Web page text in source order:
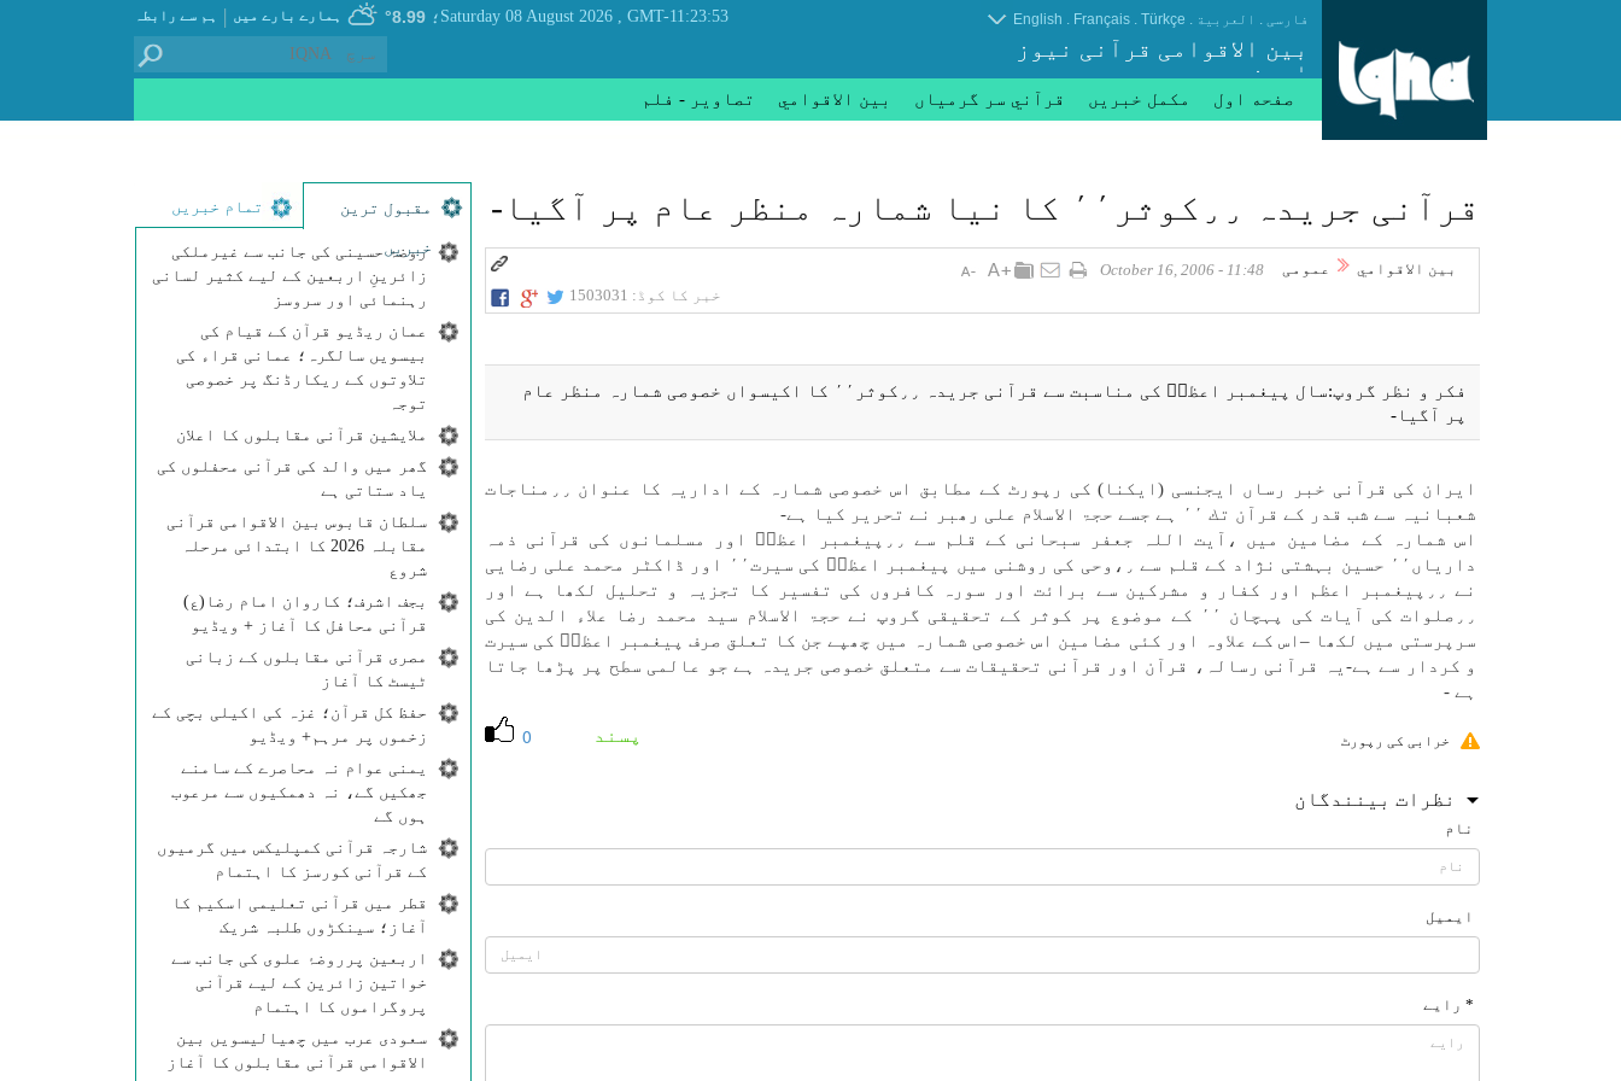
ہم سے رابطہ | ہمارے بارے میں ؛ 8.99° GMT-11:23:53
, Saturday 08 August 2026 فارسی . العربیة .
Türkçe
.
Français
.
English
بین الاقوامی قرآنی نیوز
ایجنسی
صفحه اول مکمل خبریں قرآني سر گرمياں بين الاقوامي تصاوير - فلم
مقبول ترین
خبریں
تمام خبریں
روضۂ حسینی کی جانب سے غیرملکی
زائرینِ اربعین کے لیے کثیر لسانی
رہنمائی اور سروسز
عمان ریڈیو قرآن کے قیام کی
بیسویں سالگرہ؛ عمانی قراء کی
تلاوتوں کے ریکارڈنگ پر خصوصی
توجہ
ملایشین قرآنی مقابلوں کا اعلان
گھر میں والد کی قرآنی محفلوں کی
یاد ستاتی ہے
سلطان قابوس بین الاقوامی قرآنی
مقابلہ 2026 کا ابتدائی مرحلہ
شروع
بجف اشرف؛ کاروان امام رضا(ع)
قرآنی محافل کا آغاز + ویڈیو
مصری قرآنی مقابلوں کے زبانی
ٹیسٹ کا آغاز
حفظ کل قرآن؛ غزہ کی اکیلی بچی کے
زخموں پر مرہم+ ویڈیو
یمنی عوام نہ محاصرے کے سامنے
جھکیں گے، نہ دھمکیوں سے مرعوب
ہوں گے
شارجہ قرآنی کمپلیکس میں گرمیوں
کے قرآنی کورسز کا اہتمام
قطر میں قرآنی تعلیمی اسکیم کا
آغاز؛ سینکڑوں طلبہ شریک
اربعین پرروضۂ علوی کی جانب سے
خواتین زائرین کے لیے قرآنی
پروگراموں کا اہتمام
سعودی عرب میں چھیالیسویں بین
الاقوامی قرآنی مقابلوں کا آغاز
قرآنی جريدہ ٫٫كوثر٬٬ كا نيا شمارہ منظر عام پر آگيا-
بين الاقوامي عمومی
11:48 - October 16, 2006
خبر کا کوڈ: 1503031
فكر و نظر گروپ:سال پيغمبر اعظمۖ كی مناسبت سے قرآنی جريدہ ٫٫كوثر٬٬ كا اكيسواں خصوصی شمارہ منظر عام
پر آگيا-
ايران كی قرآنی خبر رساں ايجنسی (ايكنا) كی رپورٹ كے مطابق اس خصوصی شمارہ كے اداریہ كا عنوان ٫٫مناجات
شعبانیہ سے شب قدر كے قرآن تك ٬٬ ہے جسے حجۃ الاسلام علی رھبر نے تحرير كيا ہے-
اس شمارہ كے مضامين میں ،آيت اللہ جعفر سبحانی كے قلم سے ٫٫پيغمبر اعظمۖ اور مسلمانوں كی قرآنی ذمہ
دارياں٬٬ حسين بہشتی نژاد كے قلم سے ٫،وحی كی روشنی میں پيغمبر اعظمۖ كی سيرت٬٬ اور ڈاكٹر محمد علی رضايی
نے ٫٫پيغمبر اعظم اور كفار و مشركين سے براﺋت اور سورہ كافروں كی تفسير كا تجزیہ و تحليل لكھا ہے اور
٫٫صلوات كی آيات كی پہچان ٬٬ كے موضوع پر كوثر كے تحقيقی گروپ نے حجۃ الاسلام سيد محمد رضا علاء الدين كی
سرپرستی میں لكھا –اس كے علاوہ اور كئی مضامين اس خصوصی شمارہ میں چھپے جن كا تعلق صرف پيغمبر اعظمۖ كی سيرت
و كردار سے ہے-یہ قرآنی رسالہ، قرآن اور قرآنی تحقيقات سے متعلق خصوصی جريدہ ہے جو عالمی سطح پر پڑھا جاتا
ہے -
0 پسند خرابی کی رپورٹ
نظرات بینندگان
نام
ایمیل
* رایے